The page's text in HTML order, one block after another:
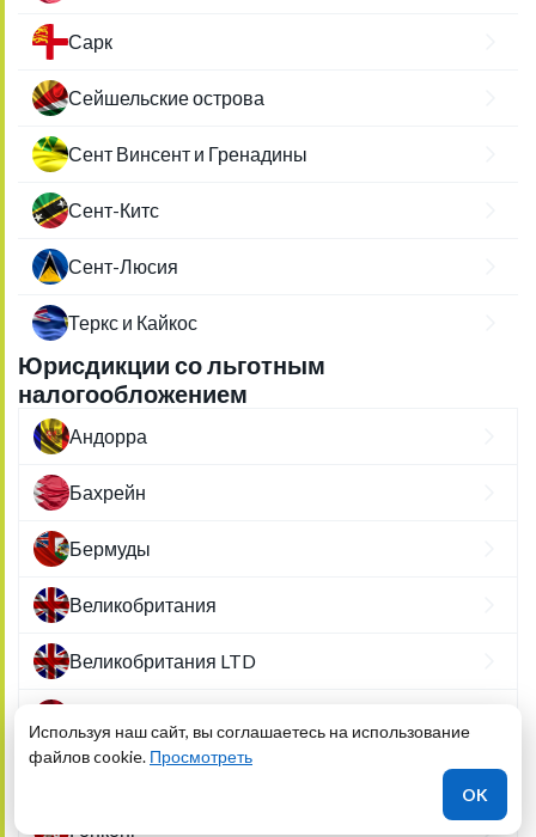
Сарк
Сейшельские острова
Сент Винсент и Гренадины
Сент-Китс
Сент-Люсия
Теркс и Кайкос
Юрисдикции со льготным
налогообложением
Андорра
Бахрейн
Бермуды
Великобритания
Великобритания LTD
Гибралтар
Гонконг
Используя наш сайт, вы соглашаетесь на использование
файлов cookie. Просмотреть
OK